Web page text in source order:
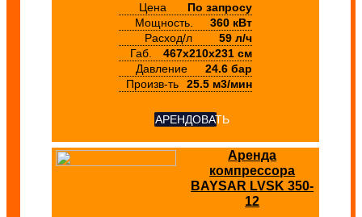
Цена
По запросу
Мощность.
360 кВт
Расход/л
59 л/ч
Габ.
467х210х231 см
Давление
24.6 бар
Произв-ть
25.5 м3/мин
АРЕНДОВАТЬ
Аренда
компрессора
BAYSAR LVSK 350-
12